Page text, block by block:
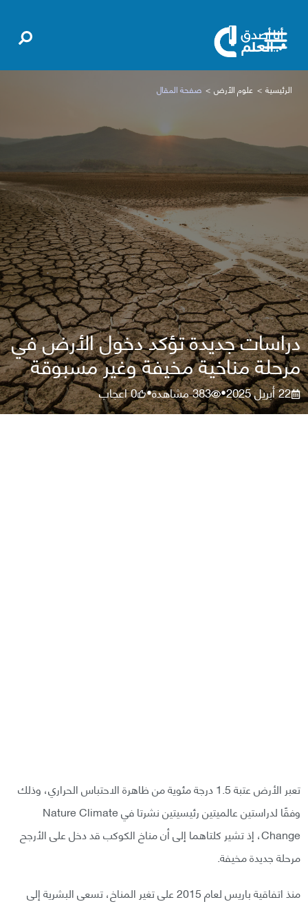
الرئيسية علوم الأرض صفحة المقال
دراسات جديدة تؤكد دخول الأرض في
مرحلة مناخية مخيفة وغير مسبوقة
22 أبريل 2025 •
383مشاهدة•
0اعجاب
تعبر الأرض عتبة 1.5 درجة مئوية من ظاهرة الاحتباس الحراري، وذلك
وفقًا لدراستين عالميتين رئيسيتين نشرتا في Nature Climate
Change، إذ تشير كلتاهما إلى أن مناخ الكوكب قد دخل على الأرجح
مرحلة جديدة مخيفة.
منذ اتفاقية باريس لعام 2015 على تغير المناخ، تسعى البشرية إلى